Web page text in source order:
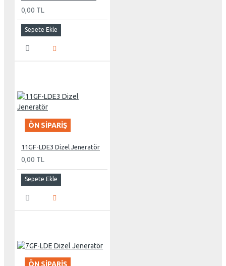
0,00 TL
Sepete Ekle
ÖN SIPARIŞ
11GF-LDE3 Dizel Jeneratör
0,00 TL
Sepete Ekle
ÖN SIPARIŞ